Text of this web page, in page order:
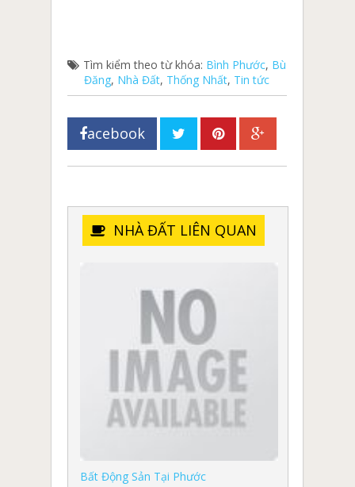
Tìm kiểm theo từ khóa: Bình Phước, Bù
Đăng, Nhà Đất, Thống Nhất, Tin tức
acebook
NHÀ ĐẤT LIÊN QUAN
Bất Động Sản Tại Phước